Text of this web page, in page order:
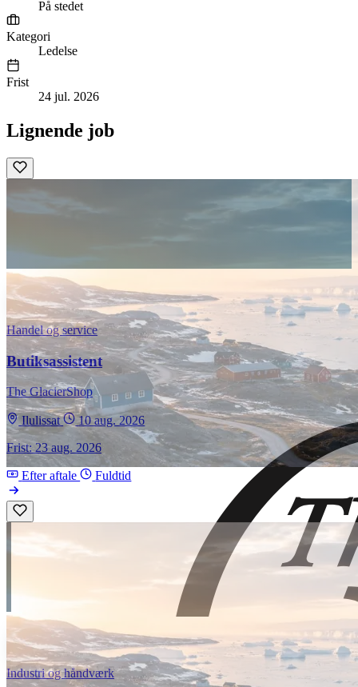
På stedet
Kategori
Ledelse
Frist
24 jul. 2026
Lignende job
Handel og service
Butiksassistent
The GlacierShop
Ilulissat
10 aug. 2026
Frist: 23 aug. 2026
Efter aftale Fuldtid
Industri og håndværk